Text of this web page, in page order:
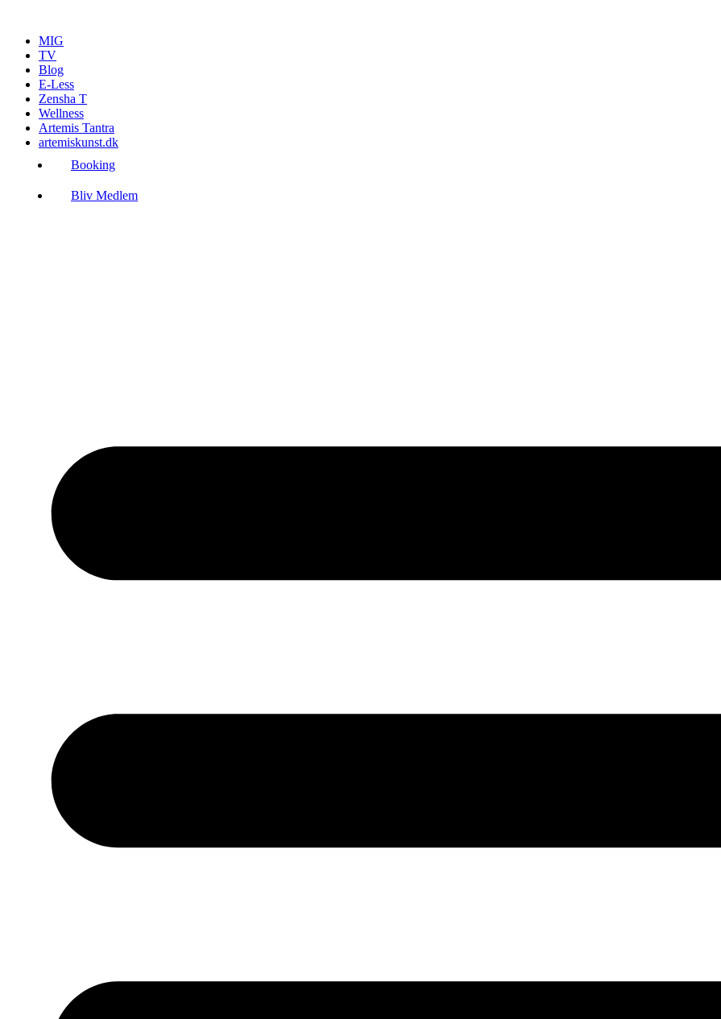
indholdMIG
TV
Blog
E-Less
Zensha T
Wellness
Artemis Tantra
artemiskunst.dk
Booking
Bliv Medlem